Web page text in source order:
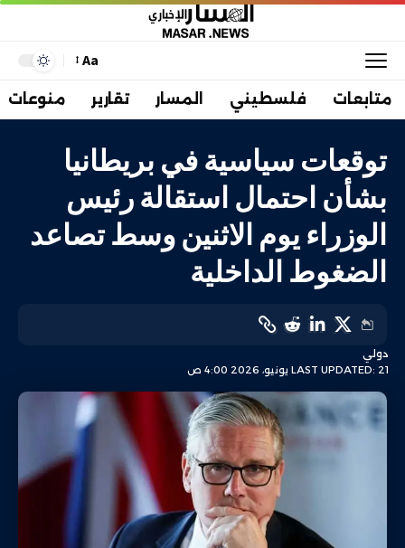
Aa
متابعات فلسطيني المسار تقارير منوعات
توقعات سياسية في بريطانيا
بشأن احتمال استقالة رئيس
الوزراء يوم الاثنين وسط تصاعد
الضغوط الداخلية
LAST UPDATED: 21 يونيو، 2026 4:00 ص
دولي